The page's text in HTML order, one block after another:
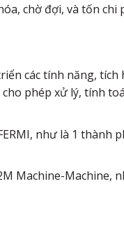
chờ đợi, và tốn chi
các tính năng,
phép xử lý, tính
như là 1 thành
Machine-Machine,